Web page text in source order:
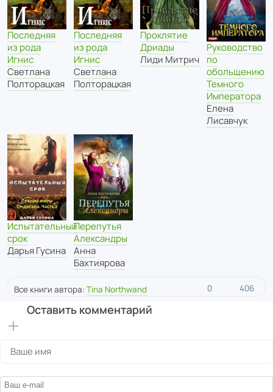
Последняя
из рода
Игнис
Светлана
Полторацкая
Последняя
из рода
Игнис
Светлана
Полторацкая
Проклятие
Дриады
Лиди Митрич
Руководство
по
обольщению
Темного
Императора
Елена
Лисавчук
Испытательный
срок
Дарья Гусина
Перепутья
Александры
Анна
Бахтиярова
Все книги автора: Tina Northwand 0 406
Оставить комментарий